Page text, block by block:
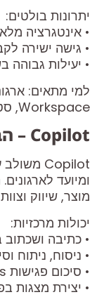
יתרונות בולטים:
• אינטגרציה
• גישה ישירה
• יעילות גבוהה
Workspace, סטודנטים, צוותי תוכן שעובדים בענן.
Copilot – הבחירה הטבעית לארגונים
ומיועד
מוצר, שיווק
יכולות מרכזיות:
• כתיבה ושכתוב
• ניסוח, ניתוח
• סיכום פגישות Teams כולל תובנות ופעולות המשך
• יצירת מצגות